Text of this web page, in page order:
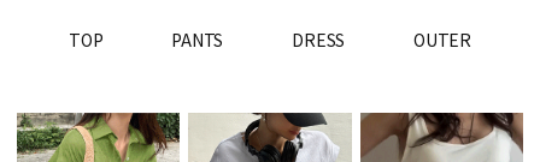
TOP PANTS DRESS OUTER